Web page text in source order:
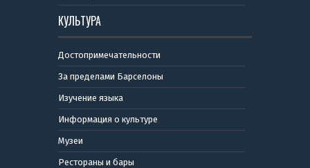
КУЛЬТУРА
Достопримечательности
За пределами Барселоны
Изучение языка
Информация о культуре
Музеи
Рестораны и бары